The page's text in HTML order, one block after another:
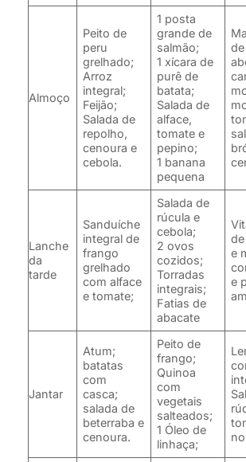
Almoço
Peito de
peru
grelhado;
Arroz
integral;
Feijão;
Salada de
repolho,
cenoura e
cebola.
1 posta
grande de
salmão;
1 xícara de
purê de
batata;
Salada de
alface,
tomate e
pepino;
1 banana
pequena
de
Lanche
da
tarde
Sanduíche
integral de
frango
grelhado
com alface
e tomate;
Salada de
rúcula e
cebola;
2 ovos
cozidos;
Torradas
integrais;
Fatias de
abacate
e
e
Jantar
Atum;
batatas
com
casca;
salada de
beterraba e
cenoura.
Peito de
frango;
Quinoa
com
vegetais
salteados;
1 Óleo de
linhaça;